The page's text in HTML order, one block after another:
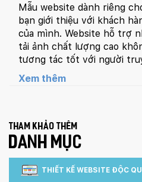
Mẫu website dành riêng
bạn giới thiệu với khách
của mình. Website hỗ trợ
tải ảnh chất lượng cao
tương tác tốt với người
Xem thêm
Tham khảo thêm
DANH MỤC
THIẾT KẾ WEBSITE ĐỘC